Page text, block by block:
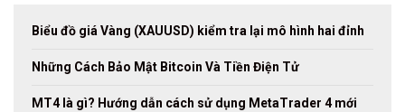
Biểu đồ giá Vàng (XAUUSD) kiểm tra lại mô hình hai đỉnh
Những Cách Bảo Mật Bitcoin Và Tiền Điện Tử
MT4 là gì? Hướng dẫn cách sử dụng MetaTrader 4 mới